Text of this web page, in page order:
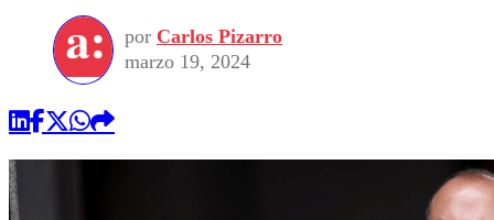
por Carlos Pizarro
marzo 19, 2024